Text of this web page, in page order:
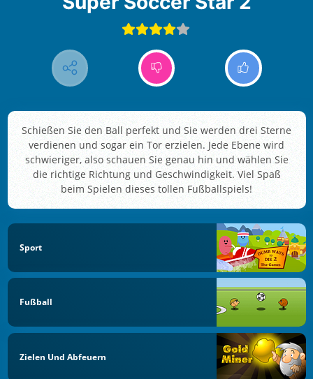
Schießen Sie den Ball perfekt und Sie werden drei Sterne
verdienen und sogar ein Tor erzielen. Jede Ebene wird
schwieriger, also schauen Sie genau hin und wählen Sie
die richtige Richtung und Geschwindigkeit. Viel Spaß
beim Spielen dieses tollen Fußballspiels!
Sport
Fußball
Zielen Und Abfeuern